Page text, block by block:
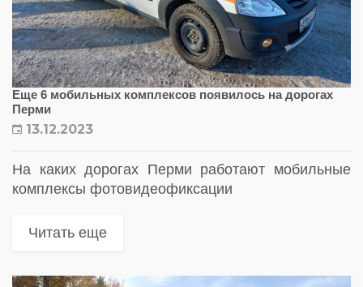
Еще 6 мобильных комплексов появилось на дорогах
Перми
13.12.2023
На каких дорогах Перми работают мобильные
комплексы фотовидеофиксации
Читать еще